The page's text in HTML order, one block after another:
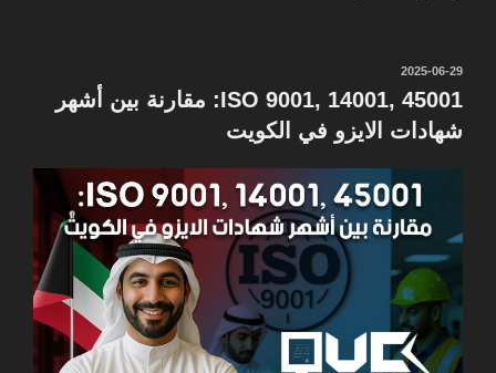
نُشر
في
2025-06-29
ISO 9001, 14001, 45001: مقارنة بين أشهر
شهادات الايزو في الكويت